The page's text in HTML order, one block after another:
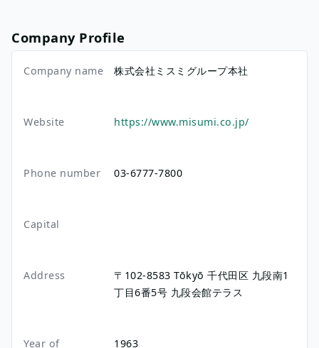
Company Profile
Company name 株式会社ミスミグループ本社
Website https://www.misumi.co.jp/
Phone number 03-6777-7800
Capital
Address 〒102-8583Tōkyō千代田区 九段南1
丁目6番5号 九段会館テラス
Year of
1963